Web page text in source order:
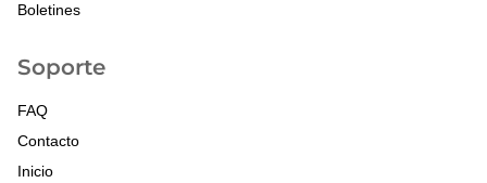
Boletines
Soporte
FAQ
Contacto
Inicio